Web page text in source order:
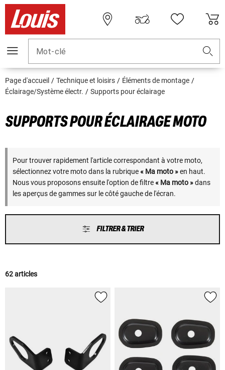
Mot-clé
Page d'accueil Technique et loisirs
Éléments de montage
Éclairage/Système électr.
Supports pour éclairage
SUPPORTS POUR ÉCLAIRAGE MOTO
Pour trouver rapidement l'article correspondant à votre moto,
sélectionnez votre moto dans la rubrique« Ma moto »en haut.
Nous vous proposons ensuite l'option de filtre« Ma moto »dans
les aperçus de gammes sur le côté gauche de l'écran.
FILTRER & TRIER
62 articles